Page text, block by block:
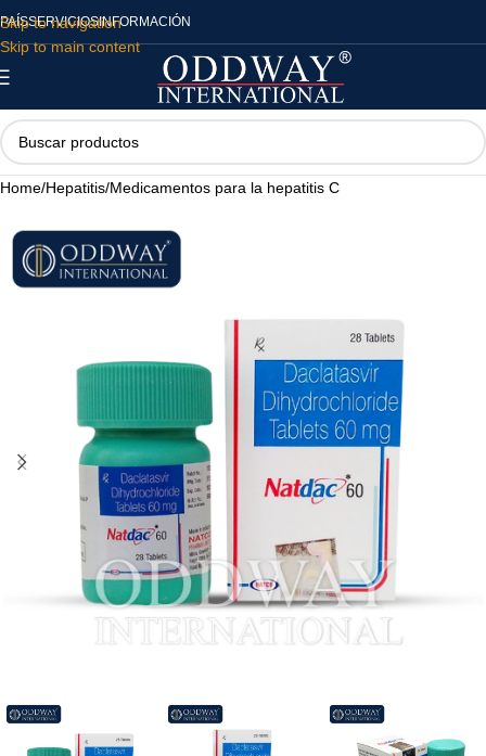
Skip to navigation
Skip to main content
PAÍSSERVICIOSINFORMACIÓN
Home/Hepatitis/Medicamentos para la hepatitis C